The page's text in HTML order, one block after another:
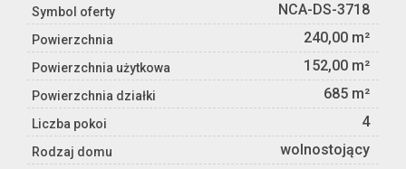
Symbol oferty NCA-DS-3718
Powierzchnia 240,00 m²
Powierzchnia użytkowa 152,00 m²
Powierzchnia działki 685 m²
Liczba pokoi 4
Rodzaj domu wolnostojący